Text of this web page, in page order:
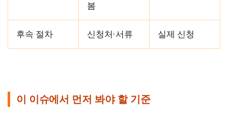
봄
후속 절차 신청처·서류 실제 신청
이 이슈에서 먼저 봐야 할 기준